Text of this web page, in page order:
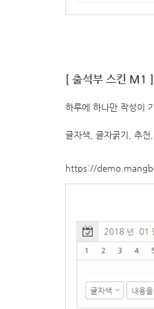
[ 출석부 스킨 M1 ]
하루에 하나만 작성이
글자색, 글자굵기, 추천
https://